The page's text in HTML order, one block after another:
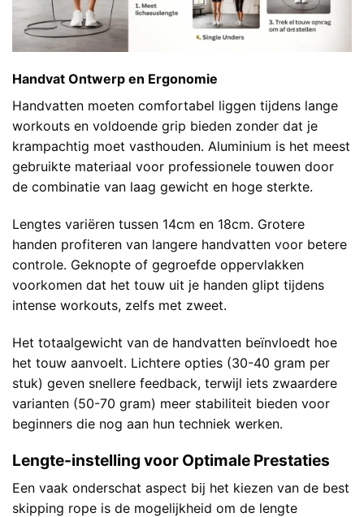
Handvat Ontwerp en Ergonomie
Handvatten moeten comfortabel liggen tijdens lange
workouts en voldoende grip bieden zonder dat je
krampachtig moet vasthouden. Aluminium is het meest
gebruikte materiaal voor professionele touwen door
de combinatie van laag gewicht en hoge sterkte.
Lengtes variëren tussen 14cm en 18cm. Grotere
handen profiteren van langere handvatten voor betere
controle. Geknopte of gegroefde oppervlakken
voorkomen dat het touw uit je handen glipt tijdens
intense workouts, zelfs met zweet.
Het totaalgewicht van de handvatten beïnvloedt hoe
het touw aanvoelt. Lichtere opties (30-40 gram per
stuk) geven snellere feedback, terwijl iets zwaardere
varianten (50-70 gram) meer stabiliteit bieden voor
beginners die nog aan hun techniek werken.
Lengte-instelling voor Optimale Prestaties
Een vaak onderschat aspect bij het kiezen van de best
skipping rope is de mogelijkheid om de lengte